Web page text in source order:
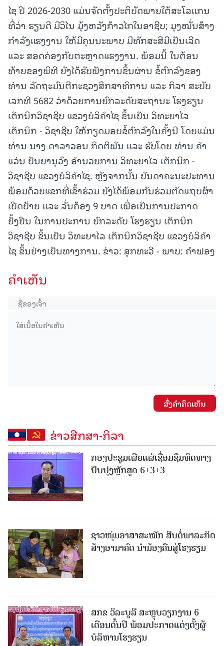
ໄຊ ປີ 2026-2030 ແມ່ນຈັດຕັ້ງປະຕິບັດພາຍໃຕ້ສະໂລແກນ
ທີ່ວ່າ ຮຽນດີ ມີວິໄນ ມຸ້ງຫວັງກ້າວໄກໃນອາຊີບ; ມຸງໝັ່ນສ້າງ
ກຳລັງແຮງງານ ໃຫ້ມີຄຸນນະພາບ ມີທັກສະສີມືເປັນເລີດ
ແລະ ສອດຄ່ອງກັບຕະຫຼາດແຮງງານ. ພ້ອມນີ້ ໃນຕ້ອນ
ທ້າຍຂອງພິທີ ຍັງໄດ້ຮັບຟັງການຂຶ້ນຜ່ານ ຂໍ້ຕົກລົງຂອງ
ທ່ານ ລັດຖະມົນຕີກະຊວງສຶກສາທິການ ແລະ ກິລາ ສະບັບ
ເລກທີ 5682 ວ່າດ້ວຍການຍົກລະດັບສະຖານະ ໂຮງຮຽນ
ເຕັກນິກວິຊາຊີບ ແຂວງບໍລິຄໍາໄຊ ຂຶ້ນເປັນ ວິທະຍາໄລ
ເຕັກນິກ - ວິຊາຊີບ ໃຫ້ກຽດມອບຂໍ້ຕົກລົງໃນຄັ້ງນີ ໂດຍແມ່ນ
ທ່ານ ນາງ ດາລາວອນ ກິດຕິພັນ ແລະ ຮັບໂດຍ ທ່ານ ຄໍາ
ແວ່ນ ປັນຍານຸວົງ ອໍານວຍການ ວິທະຍາໄລ ເຕັກນິກ -
ວິຊາຊີບ ແຂວງບໍລິຄໍາໄຊ. ຫຼັງຈາກນັ້ນ ບັນດາຄະນະປະທານ
ພ້ອມດ້ວຍແຂກທີ່ເຂົ້າຮ່ວມ ຍັງໄດ້ພ້ອມກັນຮ່ວມຕັດແຖບຜ້າ
ເປີດປ້າຍ ແລະ ລັ່ນຄ້ອງ 9 ບາດ ເພື່ອເປັນການປະກາດ
ຢັ້ງຢືນ ໃນການປະການ ຍົກລະດັບ ໂຮງຮຽນ ເຕັກນິກ
ວິຊາຊີບ ຂຶ້ນເປັນ ວິທະຍາໄລ ເຕັກນິກວິຊາຊີບ ແຂວງບໍລິຄໍາ
ໄຊ ຂຶ້ນຢ່າງເປັນທາງການ. ຂ່າວ: ສຸກທະວີ - ພາບ: ຄຳຟອງ
ຄໍາເຫັນ
ສົ່ງຄໍາຄິດເຫັນ
ຂ່າວສືກສາ-ກິລາ
ກອງປະຊຸມເຜີຍແຜ່ເຊື່ອມຊຶມທິດທາງ
ປັບປຸງຫຼັກສູດ 6+3+3
ຊາວໜຸ່ມອາສາສະໝັກ ສືບຕໍ່ພາລະກິດ
ສ້າງອານາຄົດ ນໍານ້ອງຄືນສູ່ໂຮງຮຽນ
ສກຂ ວິລະບູລີ ສະຫຼຸບວຽກງານ 6
ເດືອນຕົ້ນປີ ພ້ອມປະກາດແຕ່ງຕັ້ງຜູ້
ບໍລິຫານໂຮງຮຽນ